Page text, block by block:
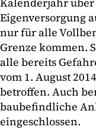
Eigenversorgung
nur für alle
Grenze kommen.
alle bereits
vom 1. August
betroffen. Auch
baubefindliche
eingeschlossen.